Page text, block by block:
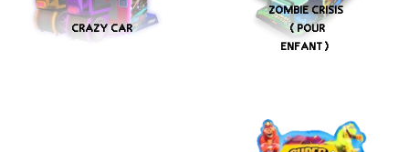
CRAZY CAR
ZOMBIE CRISIS
(POUR
ENFANT)